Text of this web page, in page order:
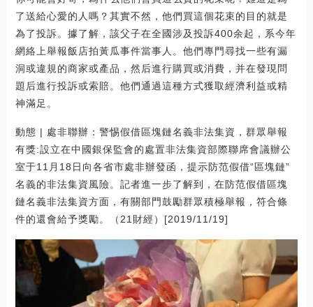
了送給心愛的人嗎？其實不然，他們買這個花束的目的就是
為了投訴。據了解，該父子在全國涉及投訴400余起，系今年
網絡上舉報飯店拍黃瓜事件當事人。他們專門尋找一些有漏
洞或違規的商家或產品，然后進行購買或消費，并在發現問
題后進行投訴或索賠。他們通過這種方式獲取經濟利益或精
神滿足。
動態 | 處非聯辦：警惕假借區塊鏈名義非法集資，群眾舉報
有獎:設立在中國銀保監會的處置非法集資部際聯席會議辦公
室于11月18日向各省市處非辦發函，提示防范假借“區塊鏈”
名義的非法集資風險。記者進一步了解到，在防范假借區塊
鏈名義非法集資方面，有關部門鼓勵群眾積極舉報，符合條
件的還會給予獎勵。（21財經）[2019/11/19]